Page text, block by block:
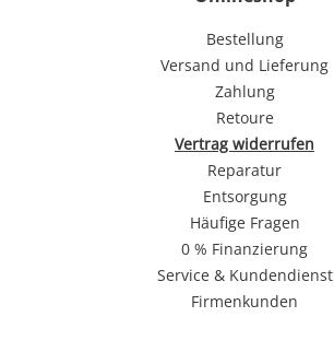
Bestellung
Versand und Lieferung
Zahlung
Retoure
Vertrag widerrufen
Reparatur
Entsorgung
Häufige Fragen
0 % Finanzierung
Service & Kundendienst
Firmenkunden